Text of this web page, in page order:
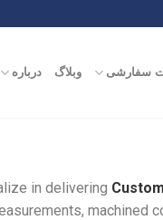
سفارشی وبلاگ درباره
in delivering